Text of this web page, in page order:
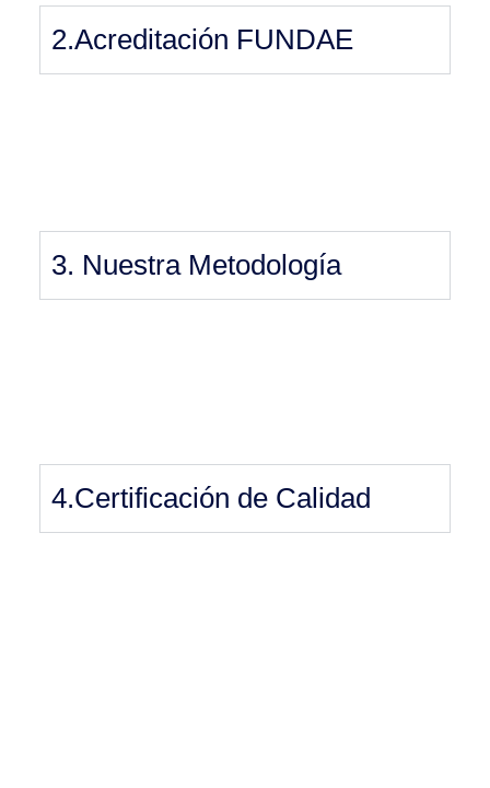
2.Acreditación FUNDAE
3. Nuestra Metodología
4.Certificación de Calidad